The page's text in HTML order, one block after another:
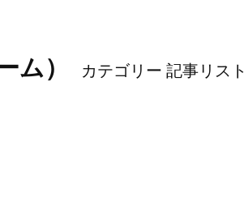
ム） カテゴリー 記事リスト